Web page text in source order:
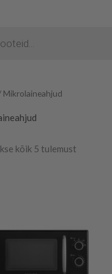
Mikrolaineahjud
kõik 5 tulemust